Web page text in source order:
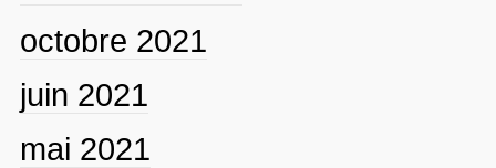
octobre 2021
juin 2021
mai 2021